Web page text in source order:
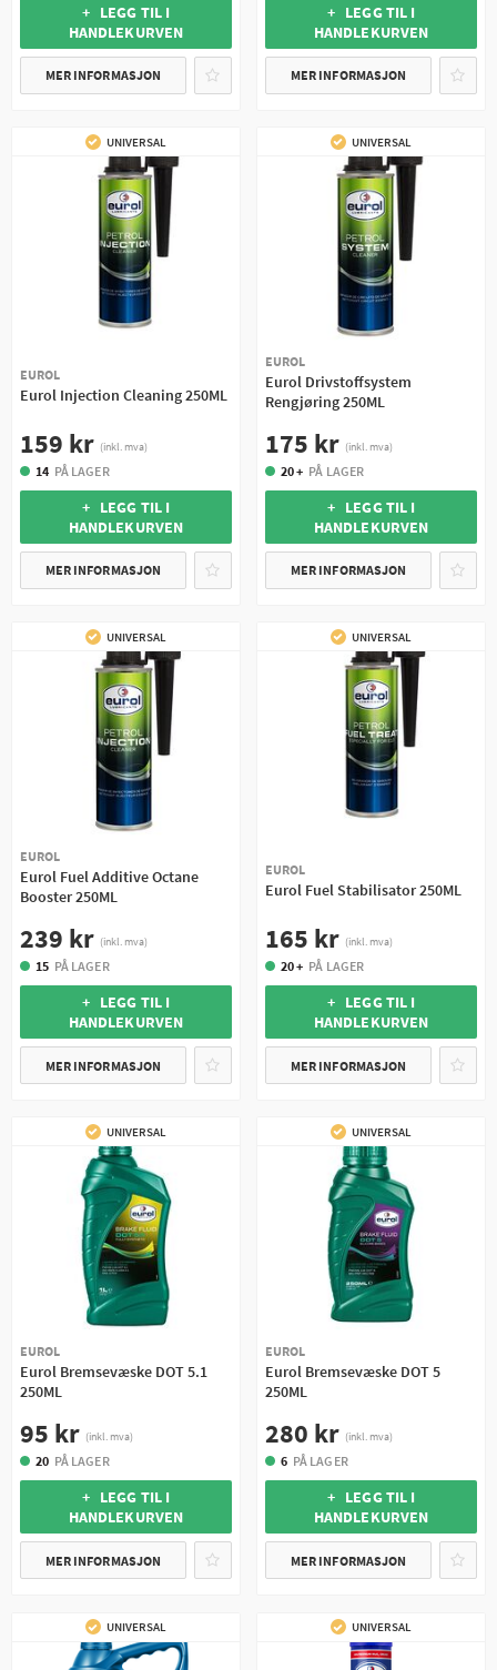
+ LEGG TIL I
HANDLEKURVEN
MER INFORMASJON
+ LEGG TIL I
HANDLEKURVEN
MER INFORMASJON
UNIVERSAL
EUROL
Eurol Injection Cleaning 250ML
159 kr (inkl. mva)
14 PÅ LAGER
+ LEGG TIL I
HANDLEKURVEN
MER INFORMASJON
UNIVERSAL
EUROL
Eurol Drivstoffsystem
Rengjøring 250ML
175 kr (inkl. mva)
20 + PÅ LAGER
+ LEGG TIL I
HANDLEKURVEN
MER INFORMASJON
UNIVERSAL
EUROL
Eurol Fuel Additive Octane
Booster 250ML
239 kr (inkl. mva)
15 PÅ LAGER
+ LEGG TIL I
HANDLEKURVEN
MER INFORMASJON
UNIVERSAL
EUROL
Eurol Fuel Stabilisator 250ML
165 kr (inkl. mva)
20 + PÅ LAGER
+ LEGG TIL I
HANDLEKURVEN
MER INFORMASJON
UNIVERSAL
EUROL
Eurol Bremsevæske DOT 5.1
250ML
95 kr (inkl. mva)
20 PÅ LAGER
+ LEGG TIL I
HANDLEKURVEN
MER INFORMASJON
UNIVERSAL
EUROL
Eurol Bremsevæske DOT 5
250ML
280 kr (inkl. mva)
6 PÅ LAGER
+ LEGG TIL I
HANDLEKURVEN
MER INFORMASJON
UNIVERSAL UNIVERSAL